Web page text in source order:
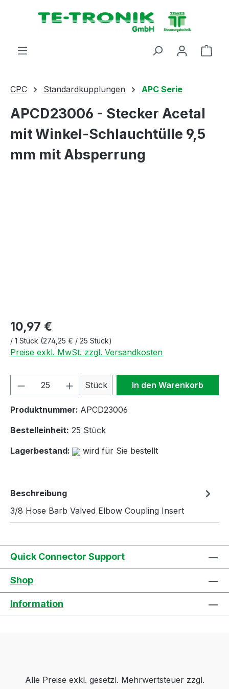
springen
CPC Standardkupplungen APC Serie
APCD23006 - Stecker Acetal
mit Winkel-Schlauchtülle 9,5
mm mit Absperrung
10,97 €
/ 1 Stück (274,25 € / 25 Stück)
Preise exkl. MwSt. zzgl. Versandkosten
Produkt Anzahl: Gib den
Stück In den Warenkorb
Produktnummer: APCD23006
Bestelleinheit: 25 Stück
Lagerbestand:
wird für Sie bestellt
Beschreibung
3/8 Hose Barb Valved Elbow Coupling Insert
Quick Connector Support
Shop
Information
Alle Preise exkl. gesetzl. Mehrwertsteuer zzgl.